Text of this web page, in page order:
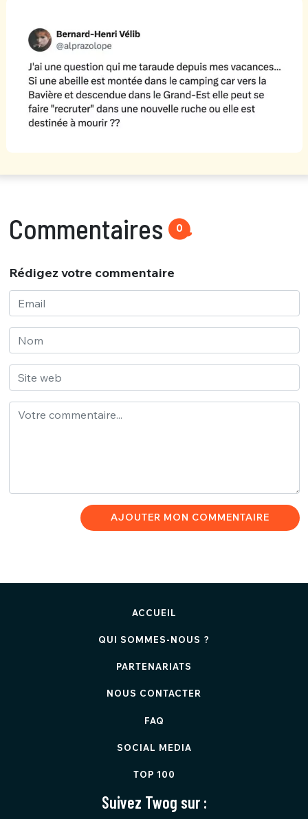
Commentaires 0
Rédigez votre commentaire
AJOUTER MON COMMENTAIRE
ACCUEIL
QUI SOMMES-NOUS ?
PARTENARIATS
NOUS CONTACTER
FAQ
SOCIAL MEDIA
TOP 100
Suivez Twog sur :